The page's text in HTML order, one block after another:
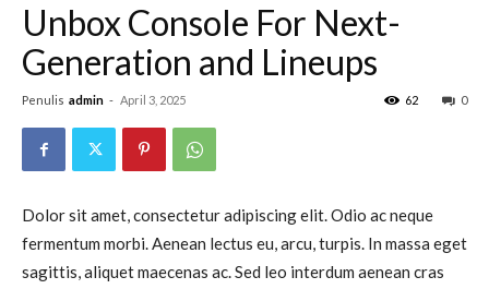
Unbox Console For Next-
Generation and Lineups
Penulis admin - April 3, 2025 0
62
Dolor sit amet, consectetur adipiscing elit. Odio ac neque
fermentum morbi. Aenean lectus eu, arcu, turpis. In massa eget
sagittis, aliquet maecenas ac. Sed leo interdum aenean cras